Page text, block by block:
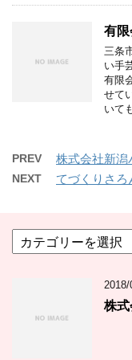
有
三条
い手
有限
せて
いて
PREV 株式会社新
NEXT てづくりさ
テ
株